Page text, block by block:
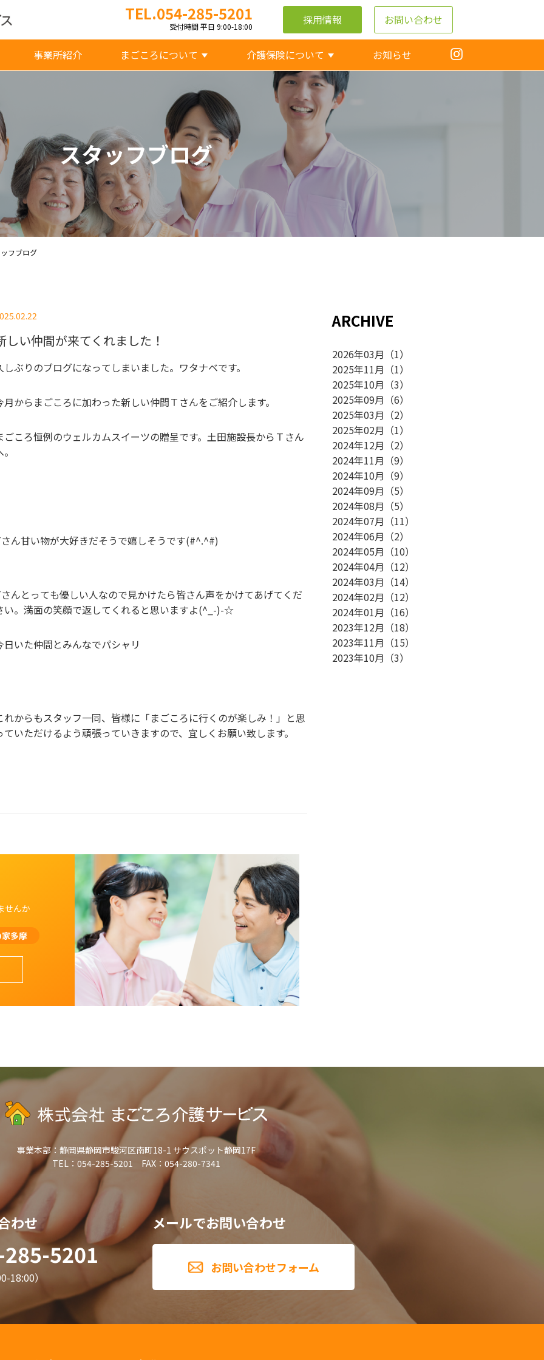
TEL.054-285-5201
受付時間 平日 9:00-18:00 採用情報 お問い合わせ
事業所紹介 まごころについて 介護保険について お知らせ
スタッフブログ
フブログ
しい仲間が来てくれました！
しぶりのブログになってしまいました。ワタナベです。
月からまごころに加わった新しい仲間Ｔさんをご紹介します。
ごころ恒例のウェルカムスイーツの贈呈です。土田施設長からＴさん
ん甘い物が大好きだそうで嬉しそうです(#^.^#)
んとっても優しい人なので見かけたら皆さん声をかけてあげてくだ
い。満面の笑顔で返してくれると思いますよ(^_-)-☆
日いた仲間とみんなでパシャリ
れからもスタッフ一同、皆様に「まごころに行くのが楽しみ！」と思
ていただけるよう頑張っていきますので、宜しくお願い致します。
ARCHIVE
2026年03月 （1）
2025年11月 （1）
2025年10月 （3）
2025年09月 （6）
2025年03月 （2）
2025年02月 （1）
2024年12月 （2）
2024年11月 （9）
2024年10月 （9）
2024年09月 （5）
2024年08月 （5）
2024年07月 （11）
2024年06月 （2）
2024年05月 （10）
2024年04月 （12）
2024年03月 （14）
2024年02月 （12）
2024年01月 （16）
2023年12月 （18）
2023年11月 （15）
2023年10月 （3）
せんか
多摩
事業本部： 静岡県静岡市駿河区南町18-1 サウスポット静岡17F
TEL：054-285-5201 FAX：054-280-7341
わせ
5201
18:00）
メールでお問い合わせ
お問い合わせフォーム